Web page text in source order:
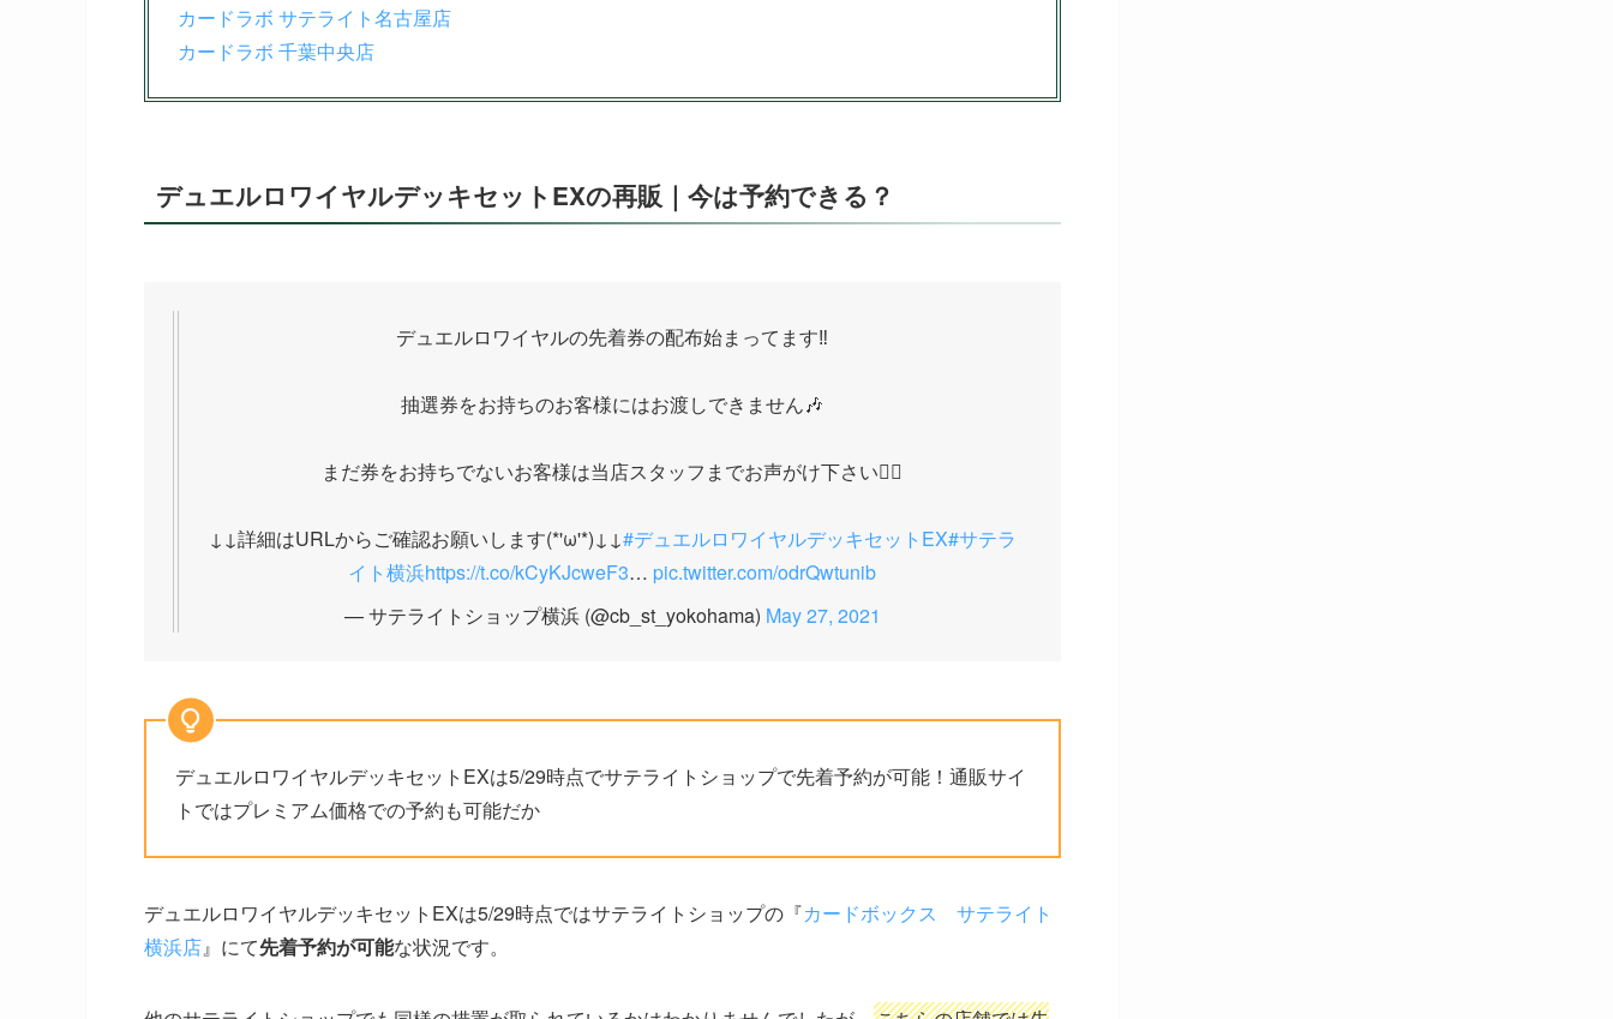
カードラボ サテライト名古屋店
カードラボ 千葉中央店
デュエルロワイヤルデッキセットEXの再販｜今は予約できる？
デュエルロワイヤルの先着券の配布始まってます‼️
抽選券をお持ちのお客様にはお渡しできません🎶
まだ券をお持ちでないお客様は当店スタッフまでお声がけ下さい🙇‍♂️
↓↓詳細はURLからご確認お願いします(*'ω'*)↓↓#デュエルロワイヤルデッキセットEX#サテラ
イト横浜https://t.co/kCyKJcweF3… pic.twitter.com/odrQwtunib
— サテライトショップ横浜 (@cb_st_yokohama) May 27, 2021
デュエルロワイヤルデッキセットEXは5/29時点でサテライトショップで先着予約が可能！通販サイ
トではプレミアム価格での予約も可能だか
デュエルロワイヤルデッキセットEXは5/29時点ではサテライトショップの『カードボックス サテライト
横浜店』にて先着予約が可能な状況です。